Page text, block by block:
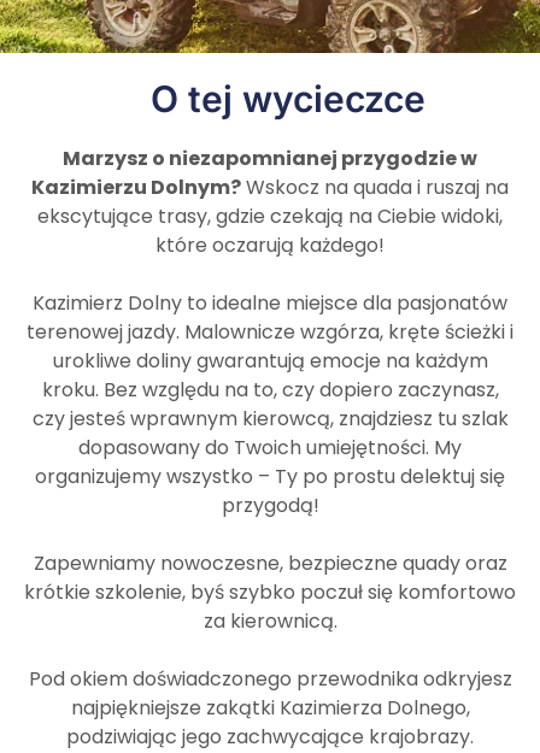
O tej wycieczce
Marzysz o niezapomnianej przygodzie w
Kazimierzu Dolnym?Wskocz na quada i ruszaj na
ekscytujące trasy, gdzie czekają na Ciebie widoki,
które oczarują każdego!
Kazimierz Dolny to idealne miejsce dla pasjonatów
terenowej jazdy. Malownicze wzgórza, kręte ścieżki i
urokliwe doliny gwarantują emocje na każdym
kroku. Bez względu na to, czy dopiero zaczynasz,
czy jesteś wprawnym kierowcą, znajdziesz tu szlak
dopasowany do Twoich umiejętności. My
organizujemy wszystko – Ty po prostu delektuj się
przygodą!
Zapewniamy nowoczesne, bezpieczne quady oraz
krótkie szkolenie, byś szybko poczuł się komfortowo
za kierownicą.
Pod okiem doświadczonego przewodnika odkryjesz
najpiękniejsze zakątki Kazimierza Dolnego,
podziwiając jego zachwycające krajobrazy.